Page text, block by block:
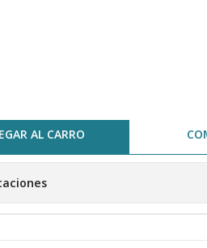
AL CARRO